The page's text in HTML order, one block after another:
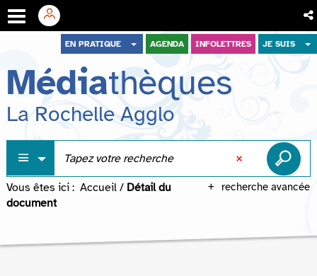
menu
contenu
recherche
EN PRATIQUE AGENDA INFOLETTRES JE SUIS
Médiathèques
La Rochelle Agglo
recherche avancée
Vous êtes ici : Accueil / Détail du
document